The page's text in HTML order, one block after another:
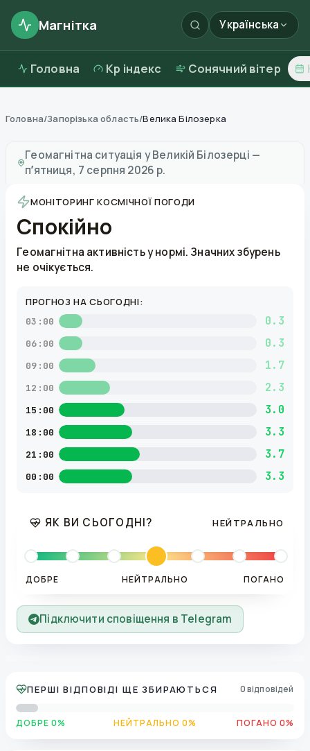
Магнітка Українська
Головна Kp індекс Сонячний вітер
Головна/Запорізька область/Велика Білозерка
Геомагнітна ситуація уВеликій Білозерці —
пʼятниця, 7 серпня 2026 р.
МОНІТОРИНГ КОСМІЧНОЇ ПОГОДИ
Спокійно
Геомагнітна активність у нормі. Значних збурень
не очікується.
ПРОГНОЗ НА СЬОГОДНІ:
03:00 0.3
06:00 0.3
09:00 1.7
12:00 2.3
15:00 3.0
18:00 3.3
21:00 3.7
00:00 3.3
ЯК ВИ СЬОГОДНІ? НЕЙТРАЛЬНО
ДОБРЕ НЕЙТРАЛЬНО ПОГАНО
Підключити сповіщення в Telegram
ПЕРШІ ВІДПОВІДІ ЩЕ ЗБИРАЮТЬСЯ 0 відповідей
ДОБРЕ 0% НЕЙТРАЛЬНО 0% ПОГАНО 0%